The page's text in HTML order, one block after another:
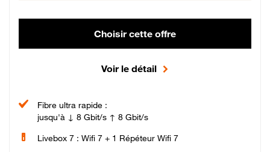
Choisir cette offre
Voir le détail
Fibre ultra rapide :
jusqu'à ↓ 8 Gbit/s ↑ 8 Gbit/s
Livebox 7 : Wifi 7 + 1 Répéteur Wifi 7